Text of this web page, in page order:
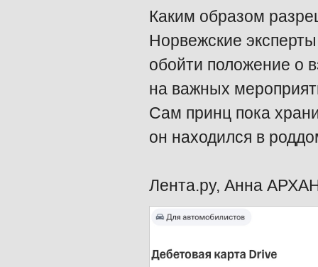
Каким образом
Норвежские эксперты
обойти положение о
на важных
Сам принц пока
он находился в
Лента.ру, Анна